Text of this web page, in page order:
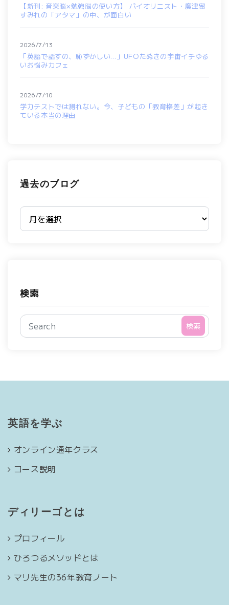
【新刊: 音楽脳×勉強脳の使い方】 バイオリニスト・廣津留
すみれの「アタマ」の中、が面白い
「英語で話すの、恥ずかしい…」UFOたぬきの宇宙イチゆる
いお悩みカフェ
2026/7/13
学力テストでは測れない。今、子どもの「教育格差」が起き
ている本当の理由
2026/7/10
過去のブログ
過去のブログ
検索
検索
英語を学ぶ
オンライン通年クラス
コース説明
ディリーゴとは
プロフィール
ひろつるメソッドとは
マリ先生の36年教育ノート